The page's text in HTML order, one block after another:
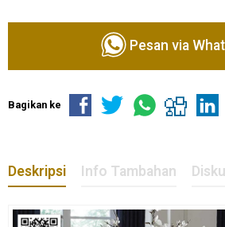
Pesan via
Bagikan ke
Deskripsi Info Tambahan